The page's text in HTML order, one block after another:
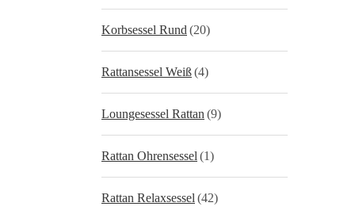
Korbsessel Rund (20)
Rattansessel Weiß(4)
Loungesessel Rattan (9)
Rattan Ohrensessel (1)
Rattan Relaxsessel (42)